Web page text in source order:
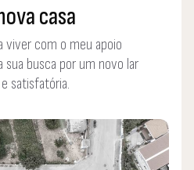
todo o processo, desde o
este com o fim do
do mesmo, continuo
os clientes.
casa
viver com o meu apoio
busca por um novo lar
satisfatória.